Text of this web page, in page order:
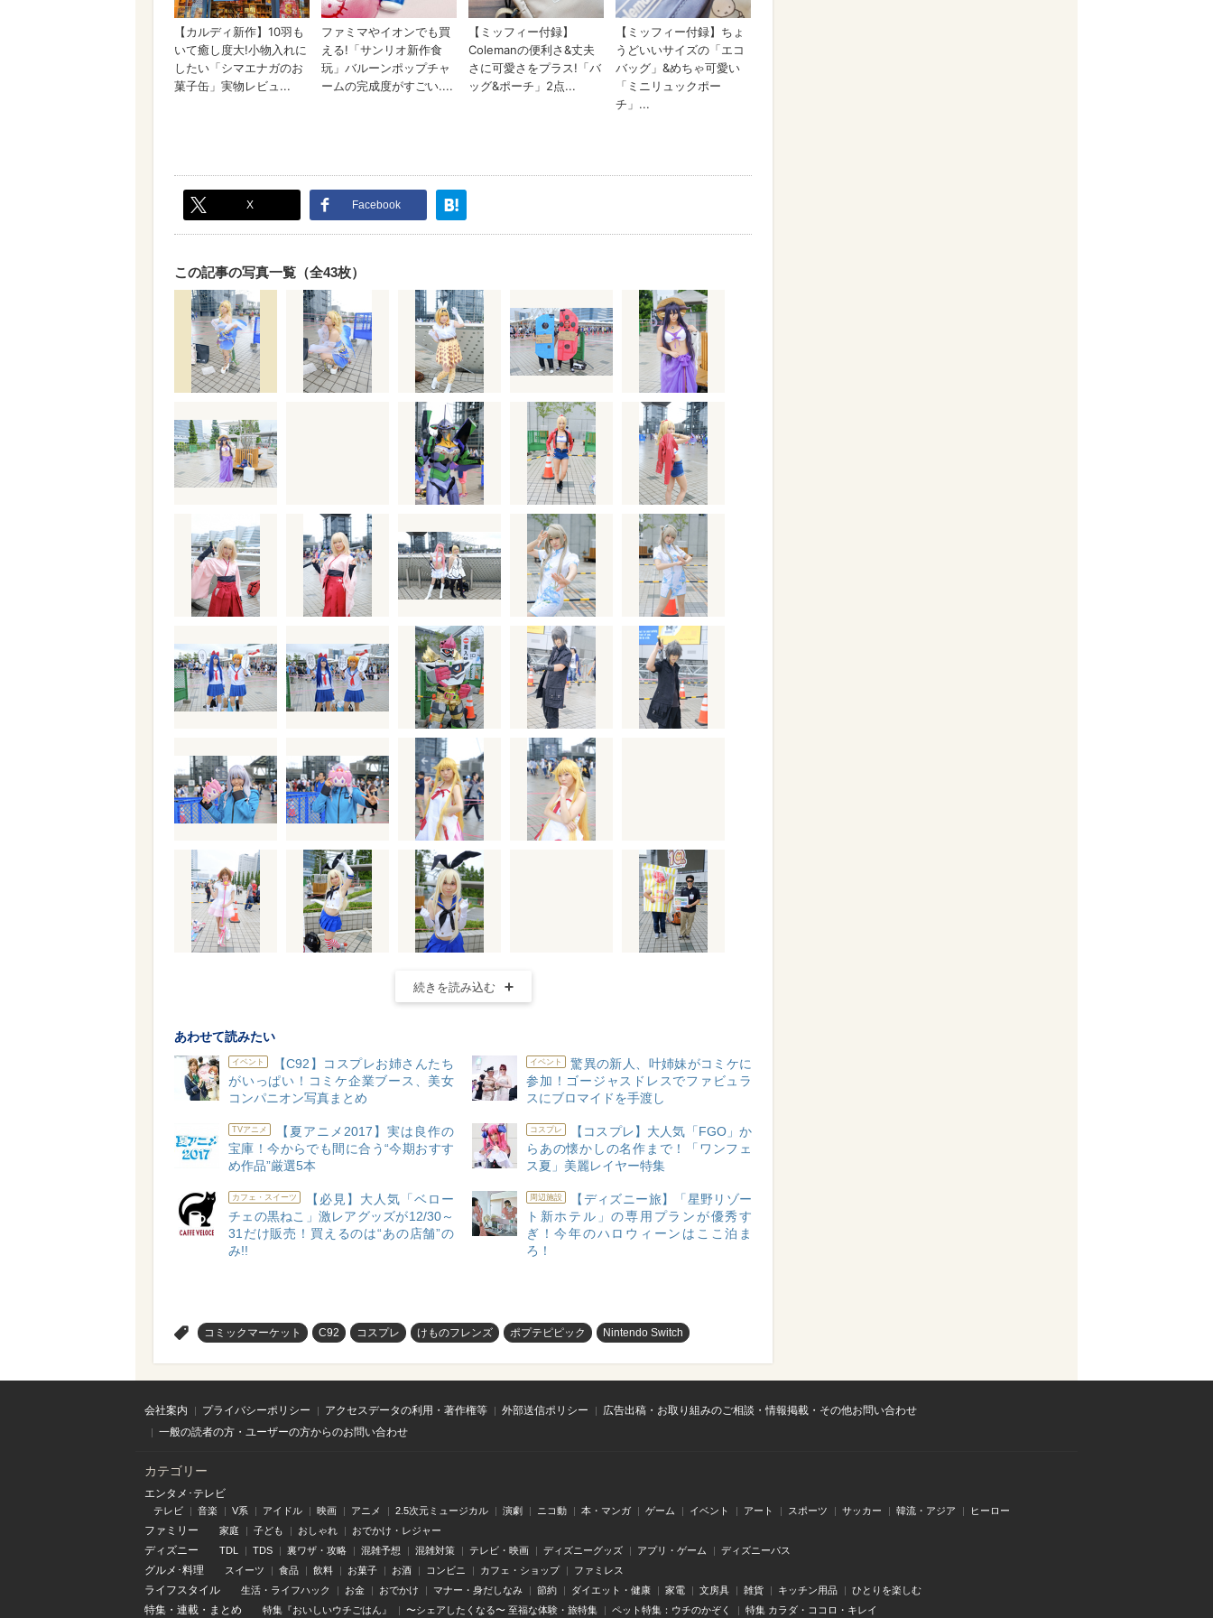
X Facebook
この記事の写真一覧（全43枚）
続きを読み込む
あわせて読みたい
イベント
【C92】コスプレお姉さんたち
がいっぱい！コミケ企業ブース、美女
コンパニオン写真まとめ
イベント
驚異の新人、叶姉妹がコミケに
参加！ゴージャスドレスでファビュラ
スにブロマイドを手渡し
TVアニメ
【夏アニメ2017】実は良作の
宝庫！今からでも間に合う“今期おすす
め作品”厳選5本
コスプレ
【コスプレ】大人気「FGO」か
らあの懐かしの名作まで！「ワンフェ
ス夏」美麗レイヤー特集
カフェ・スイーツ
【必見】大人気「ベロー
チェの黒ねこ」激レアグッズが12/30～
31だけ販売！買えるのは“あの店舗”の
み!!
周辺施設
【ディズニー旅】「星野リゾー
ト新ホテル」の専用プランが優秀す
ぎ！今年のハロウィーンはここ泊ま
ろ！
コミックマーケット C92 コスプレ けものフレンズ ポプテピピック Nintendo Switch
会社案内 プライバシーポリシー アクセスデータの利用・著作権等 外部送信ポリシー
広告出稿・お取り組みのご相談・情報掲載・その他お問い合わせ
一般の読者の方・ユーザーの方からのお問い合わせ
カテゴリー
エンタメ･テレビ
テレビ 音楽 V系 アイドル 映画 アニメ 2.5次元ミュージカル 演劇 ニコ動 本・マンガ ゲーム イベント アート スポーツ サッカー 韓流・アジア ヒーロー
ファミリー 家庭 子ども おしゃれ おでかけ・レジャー
ディズニー TDL TDS 裏ワザ・攻略 混雑予想 混雑対策 テレビ・映画 ディズニーグッズ アプリ・ゲーム ディズニーパス
グルメ･料理 スイーツ 食品 飲料 お菓子 お酒 コンビニ カフェ・ショップ ファミレス
ライフスタイル 生活・ライフハック お金 おでかけ マナー・身だしなみ 節約 ダイエット・健康 家電 文房具 雑貨 キッチン用品 ひとりを楽しむ
特集 ・ 連載 ・ まとめ 特集『おいしいウチごはん』 〜シェアしたくなる〜 至福な体験・旅特集 ペット特集：ウチのかぞく 特集 カラダ・ココロ・キレイ